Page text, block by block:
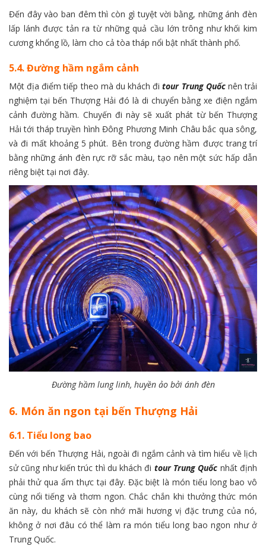
Đến đây vào ban đêm thì còn gì tuyệt vời bằng, những ánh đèn
lấp lánh được tản ra từ những quả cầu lớn trông như khối kim
cương khổng lồ, làm cho cả tòa tháp nổi bật nhất thành phố.
5.4. Đường hầm ngắm cảnh
Một địa điểm tiếp theo mà du khách đitour Trung Quốcnên trải
nghiệm tại bến Thượng Hải đó là di chuyển bằng xe điện ngắm
cảnh đường hầm. Chuyến đi này sẽ xuất phát từ bến Thượng
Hải tới tháp truyền hình Đông Phương Minh Châu bắc qua sông,
và đi mất khoảng 5 phút. Bên trong đường hầm được trang trí
bằng những ánh đèn rực rỡ sắc màu, tạo nên một sức hấp dẫn
riêng biệt tại nơi đây.
Đường hầm lung linh, huyền ảo bởi ánh đèn
6. Món ăn ngon tại bến Thượng Hải
6.1. Tiểu long bao
Đến với bến Thượng Hải, ngoài đi ngắm cảnh và tìm hiểu về lịch
sử cũng như kiến trúc thì du khách đi tour Trung Quốc nhất định
phải thử qua ẩm thực tại đây. Đặc biệt là món tiểu long bao vô
cùng nổi tiếng và thơm ngon. Chắc chắn khi thưởng thức món
ăn này, du khách sẽ còn nhớ mãi hương vị đặc trưng của nó,
không ở nơi đâu có thể làm ra món tiểu long bao ngon như ở
Trung Quốc.